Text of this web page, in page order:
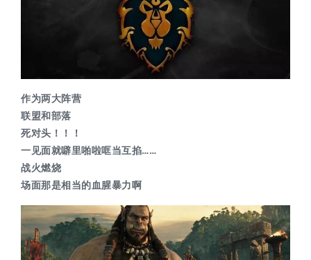
作为两大阵营
联盟和部落
死对头！！！
一见面就噼里啪啦哐当互掐……
战火燃烧
场面那是相当的血腥暴力啊